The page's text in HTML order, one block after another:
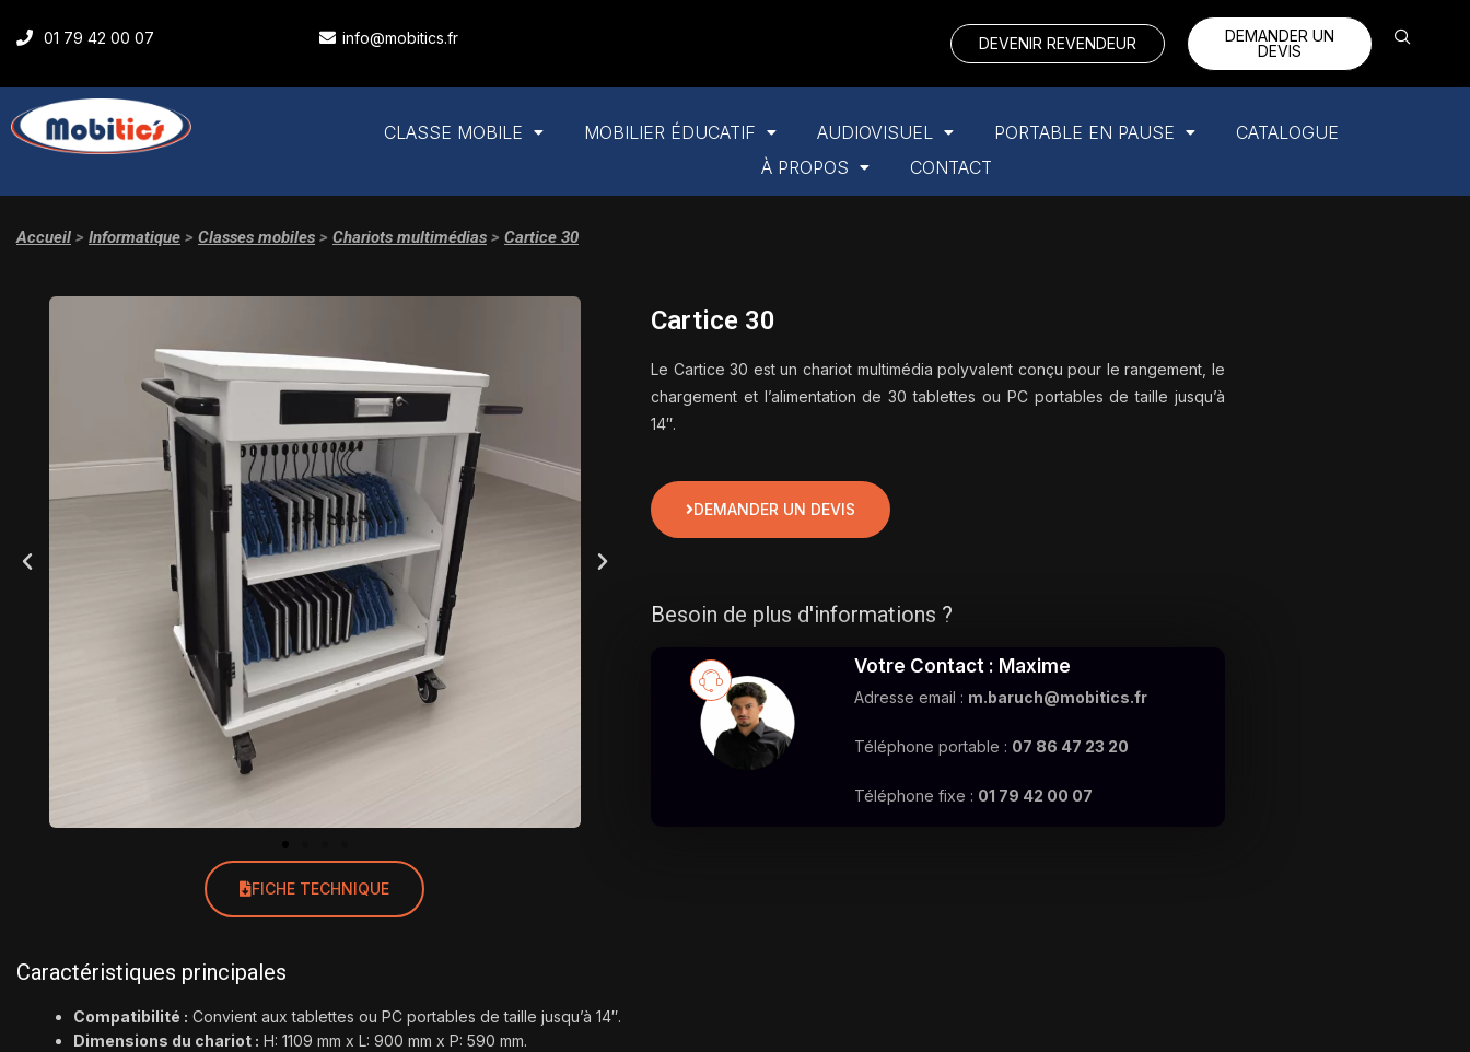
01 79 42 00 07 info@mobitics.fr DEVENIR REVENDEUR
DEMANDER UN
DEVIS
CLASSE MOBILE MOBILIER ÉDUCATIF AUDIOVISUEL PORTABLE EN PAUSE
CATALOGUE
À PROPOS
CONTACT
Accueil > Informatique > Classes mobiles > Chariots multimédias > Cartice 30
FICHE TECHNIQUE
Cartice 30
Le Cartice 30 est un chariot multimédia polyvalent conçu pour le rangement, le
chargement et l’alimentation de 30 tablettes ou PC portables de taille jusqu’à
14″.
DEMANDER UN DEVIS
Besoin de plus d'informations ?
Votre Contact : Maxime
Adresse email : m.baruch@mobitics.fr
Téléphone portable : 07 86 47 23 20
Téléphone fixe : 01 79 42 00 07
Caractéristiques principales
Compatibilité : Convient aux tablettes ou PC portables de taille jusqu’à 14″.
Dimensions du chariot : H: 1109 mm x L: 900 mm x P: 590 mm.